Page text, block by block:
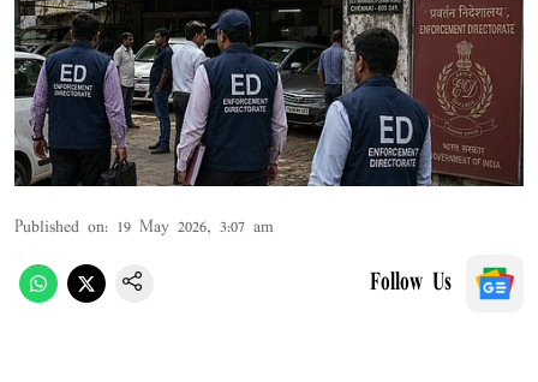
Published on: 19 May 2026, 3:07 am
Follow Us